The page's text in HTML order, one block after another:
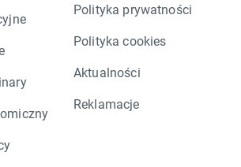
Polityka prywatności
Polityka cookies
Aktualności
Reklamacje